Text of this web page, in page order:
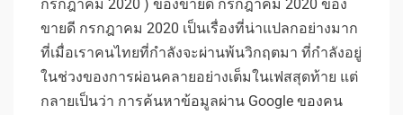
กรกฎาคม 2020 ) ของขายดี กรกฎาคม 2020 ของ
ขายดี กรกฎาคม 2020 เป็นเรื่องที่น่าแปลกอย่างมาก
ที่เมื่อเราคนไทยที่กำลังจะผ่านพ้นวิกฤตมา ที่กำลังอยู่
ในช่วงของการผ่อนคลายอย่างเต็มในเฟสสุดท้าย แต่
กลายเป็นว่า การค้นหาข้อมูลผ่าน Google ของคน